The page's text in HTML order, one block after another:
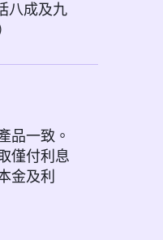
八成及九
品一致。
僅付利息
金及利